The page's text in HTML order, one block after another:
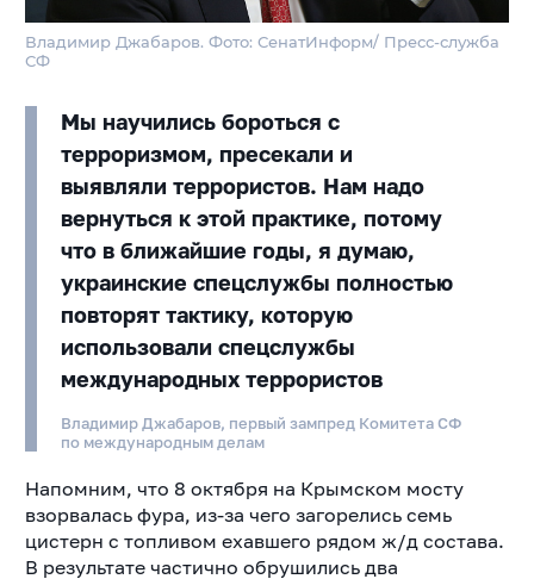
Владимир Джабаров. Фото: СенатИнформ/ Пресс-служба
СФ
Мы научились бороться с
терроризмом, пресекали и
выявляли террористов. Нам надо
вернуться к этой практике, потому
что в ближайшие годы, я думаю,
украинские спецслужбы полностью
повторят тактику, которую
использовали спецслужбы
международных террористов
Владимир Джабаров, первый зампред Комитета СФ
по международным делам
Напомним, что 8 октября на Крымском мосту
взорвалась фура, из-за чего загорелись семь
цистерн с топливом ехавшего рядом ж/д состава.
В результате частично обрушились два